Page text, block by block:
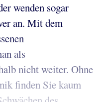
wenden sogar
an. Mit dem
als
nicht weiter. Ohne
finden Sie kaum